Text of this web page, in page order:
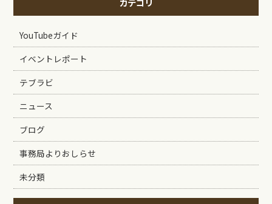
YouTubeガイド
イベントレポート
テブラビ
ニュース
ブログ
事務局よりおしらせ
未分類